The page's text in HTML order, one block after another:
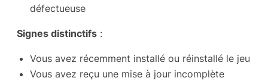
défectueuse
Signes distinctifs :
Vous avez récemment installé ou réinstallé le jeu
Vous avez reçu une mise à jour incomplète